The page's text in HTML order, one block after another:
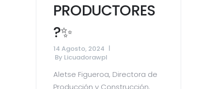
PRODUCTORES
?✨
14 Agosto, 2024
By Licuadorawpl
Aletse Figueroa, Directora de